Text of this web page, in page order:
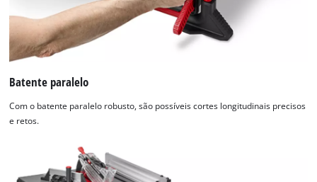
Batente paralelo
Com o batente paralelo robusto, são possíveis cortes longitudinais precisos
e retos.